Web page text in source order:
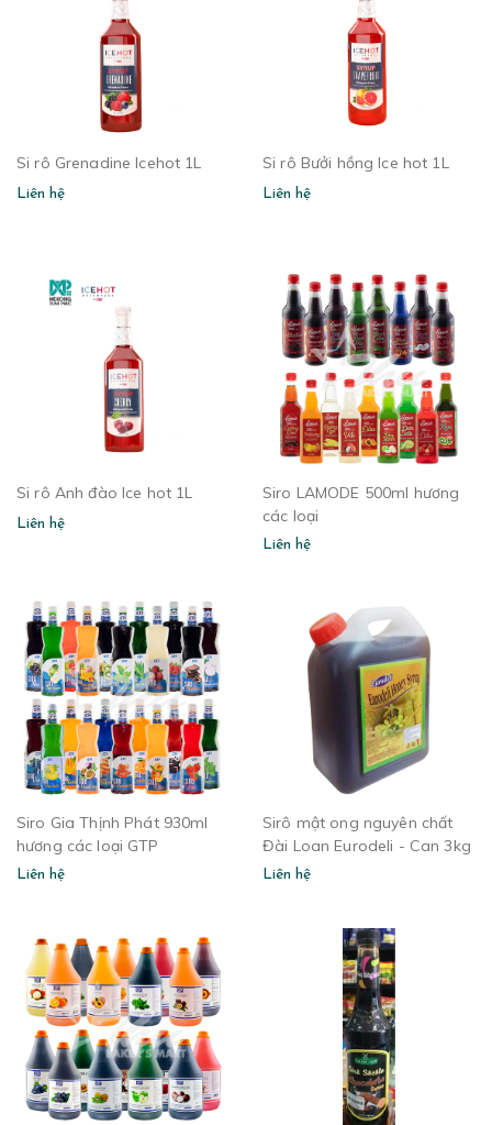
Si rô Grenadine Icehot 1L
Liên hệ
Si rô Bưởi hồng Ice hot 1L
Liên hệ
Si rô Anh đào Ice hot 1L
Liên hệ
Siro LAMODE 500ml hương
các loại
Liên hệ
Siro Gia Thịnh Phát 930ml
hương các loại GTP
Liên hệ
Sirô mật ong nguyên chất
Đài Loan Eurodeli - Can 3kg
Liên hệ